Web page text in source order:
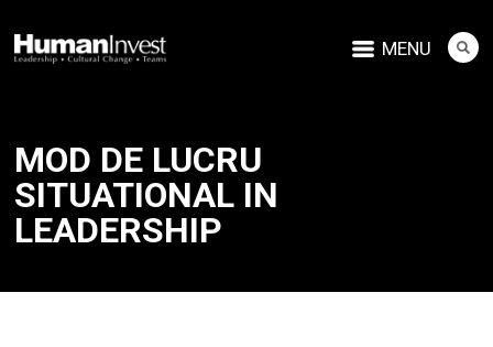
MENU
MOD DE LUCRU
SITUATIONAL IN
LEADERSHIP